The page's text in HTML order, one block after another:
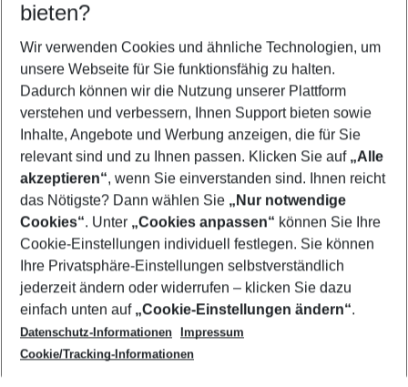
2 Erwachsene Keine Kinder
Mehr Filter anzeigen
Footer
Footer navigation
Über uns
AGB
Cookie-Einstellungen ändern
Cookie-Richtlinie
Datenschutz
Service & Hilfe
Barrierefreies Reisen
Check-in
Folgen Sie uns
bieten?
Wir verwenden Cookies und ähnliche Technologien, um
unsere Webseite für Sie funktionsfähig zu halten.
Dadurch können wir die Nutzung unserer Plattform
verstehen und verbessern, Ihnen Support bieten sowie
Inhalte, Angebote und Werbung anzeigen, die für Sie
relevant sind und zu Ihnen passen. Klicken Sie auf „Alle
akzeptieren“, wenn Sie einverstanden sind. Ihnen reicht
das Nötigste? Dann wählen Sie „Nur notwendige
Cookies“. Unter „Cookies anpassen“ können Sie Ihre
Cookie-Einstellungen individuell festlegen. Sie können
Ihre Privatsphäre-Einstellungen selbstverständlich
jederzeit ändern oder widerrufen – klicken Sie dazu
einfach unten auf „Cookie-Einstellungen ändern“.
Datenschutz-Informationen
Impressum
Cookie/Tracking-Informationen